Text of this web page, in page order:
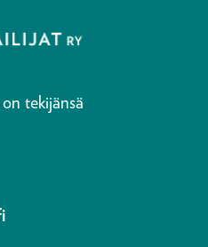
tekijänsä